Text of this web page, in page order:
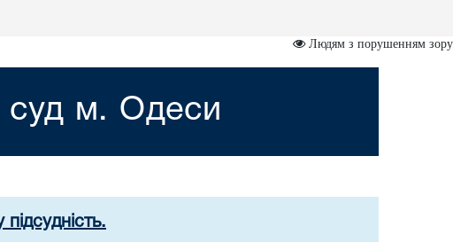
Людям з порушенням зору
суд м. Одеси